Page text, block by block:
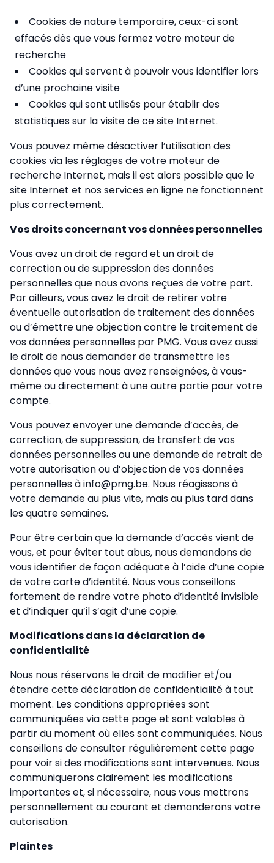
Cookies de nature temporaire, ceux-ci sont
effacés dès que vous fermez votre moteur de
recherche
Cookies qui servent à pouvoir vous identifier lors
d’une prochaine visite
Cookies qui sont utilisés pour établir des
statistiques sur la visite de ce site Internet.
Vous pouvez même désactiver l’utilisation des
cookies via les réglages de votre moteur de
recherche Internet, mais il est alors possible que le
site Internet et nos services en ligne ne fonctionnent
plus correctement.
Vos droits concernant vos données personnelles
Vous avez un droit de regard et un droit de
correction ou de suppression des données
personnelles que nous avons reçues de votre part.
Par ailleurs, vous avez le droit de retirer votre
éventuelle autorisation de traitement des données
ou d’émettre une objection contre le traitement de
vos données personnelles par PMG. Vous avez aussi
le droit de nous demander de transmettre les
données que vous nous avez renseignées, à vous-
même ou directement à une autre partie pour votre
compte.
Vous pouvez envoyer une demande d’accès, de
correction, de suppression, de transfert de vos
données personnelles ou une demande de retrait de
votre autorisation ou d’objection de vos données
personnelles à info@pmg.be. Nous réagissons à
votre demande au plus vite, mais au plus tard dans
les quatre semaines.
Pour être certain que la demande d’accès vient de
vous, et pour éviter tout abus, nous demandons de
vous identifier de façon adéquate à l’aide d’une copie
de votre carte d’identité. Nous vous conseillons
fortement de rendre votre photo d’identité invisible
et d’indiquer qu’il s’agit d’une copie.
Modifications dans la déclaration de
confidentialité
Nous nous réservons le droit de modifier et/ou
étendre cette déclaration de confidentialité à tout
moment. Les conditions appropriées sont
communiquées via cette page et sont valables à
partir du moment où elles sont communiquées. Nous
conseillons de consulter régulièrement cette page
pour voir si des modifications sont intervenues. Nous
communiquerons clairement les modifications
importantes et, si nécessaire, nous vous mettrons
personnellement au courant et demanderons votre
autorisation.
Plaintes